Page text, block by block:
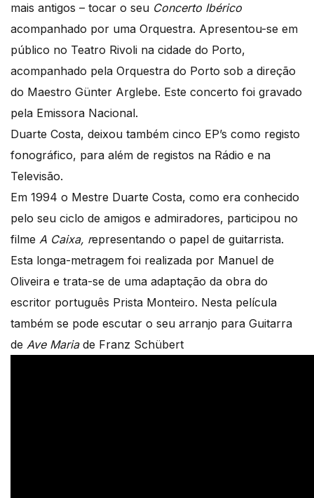
mais antigos – tocar o seu Concerto Ibérico
acompanhado por uma Orquestra. Apresentou-se em
público no Teatro Rivoli na cidade do Porto,
acompanhado pela Orquestra do Porto sob a direção
do Maestro Günter Arglebe. Este concerto foi gravado
pela Emissora Nacional.
Duarte Costa, deixou também cinco EP’s como registo
fonográfico, para além de registos na Rádio e na
Televisão.
Em 1994 o Mestre Duarte Costa, como era conhecido
pelo seu ciclo de amigos e admiradores, participou no
filme A Caixa, representando o papel de guitarrista.
Esta longa-metragem foi realizada por Manuel de
Oliveira e trata-se de uma adaptação da obra do
escritor português Prista Monteiro. Nesta película
também se pode escutar o seu arranjo para Guitarra
de Ave Mariade Franz Schübert